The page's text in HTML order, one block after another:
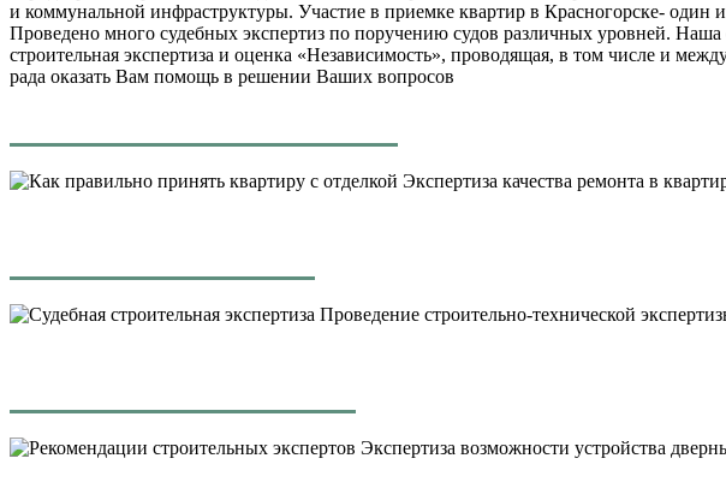
и коммунальной инфраструктуры. Участие в приемке квартир в Красногорске- один
Проведено много судебных экспертиз по поручению судов различных уровней.
строительная экспертиза и оценка «Независимость», проводящая, в том числе и
рада оказать Вам помощь в решении Ваших вопросов
Экспертиза качества ремонта в
Проведение строительно-технической
Экспертиза возможности устройства